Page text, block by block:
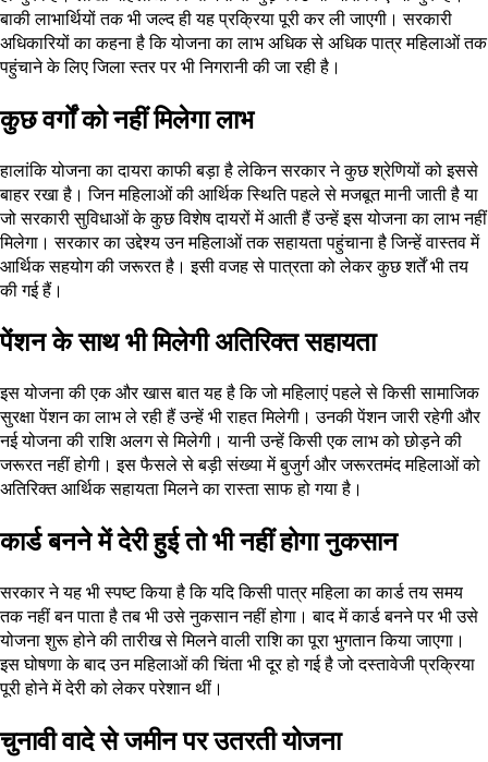
बाकी लाभार्थियों तक भी जल्द ही यह प्रक्रिया पूरी कर ली जाएगी। सरकारी
अधिकारियों का कहना है कि योजना का लाभ अधिक से अधिक पात्र महिलाओं तक
पहुंचाने के लिए जिला स्तर पर भी निगरानी की जा रही है।
कुछ वर्गों को नहीं मिलेगा लाभ
हालांकि योजना का दायरा काफी बड़ा है लेकिन सरकार ने कुछ श्रेणियों को इससे
बाहर रखा है। जिन महिलाओं की आर्थिक स्थिति पहले से मजबूत मानी जाती है या
जो सरकारी सुविधाओं के कुछ विशेष दायरों में आती हैं उन्हें इस योजना का लाभ नहीं
मिलेगा। सरकार का उद्देश्य उन महिलाओं तक सहायता पहुंचाना है जिन्हें वास्तव में
आर्थिक सहयोग की जरूरत है। इसी वजह से पात्रता को लेकर कुछ शर्तें भी तय
की गई हैं।
पेंशन के साथ भी मिलेगी अतिरिक्त सहायता
इस योजना की एक और खास बात यह है कि जो महिलाएं पहले से किसी सामाजिक
सुरक्षा पेंशन का लाभ ले रही हैं उन्हें भी राहत मिलेगी। उनकी पेंशन जारी रहेगी और
नई योजना की राशि अलग से मिलेगी। यानी उन्हें किसी एक लाभ को छोड़ने की
जरूरत नहीं होगी। इस फैसले से बड़ी संख्या में बुजुर्ग और जरूरतमंद महिलाओं को
अतिरिक्त आर्थिक सहायता मिलने का रास्ता साफ हो गया है।
कार्ड बनने में देरी हुई तो भी नहीं होगा नुकसान
सरकार ने यह भी स्पष्ट किया है कि यदि किसी पात्र महिला का कार्ड तय समय
तक नहीं बन पाता है तब भी उसे नुकसान नहीं होगा। बाद में कार्ड बनने पर भी उसे
योजना शुरू होने की तारीख से मिलने वाली राशि का पूरा भुगतान किया जाएगा।
इस घोषणा के बाद उन महिलाओं की चिंता भी दूर हो गई है जो दस्तावेजी प्रक्रिया
पूरी होने में देरी को लेकर परेशान थीं।
चुनावी वादे से जमीन पर उतरती योजना